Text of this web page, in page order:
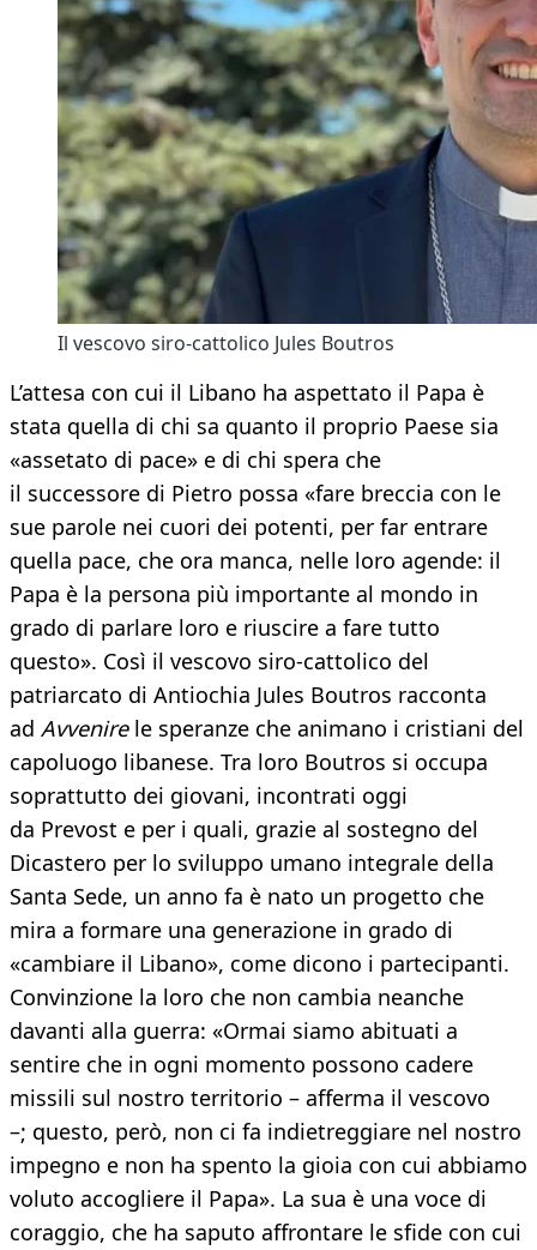
Il vescovo siro-cattolico Jules Boutros
L’attesa con cui il Libano ha aspettato il Papa è
stata quella di chi sa quanto il proprio Paese sia
«assetato di pace» e di chi spera che
il successore di Pietro possa «fare breccia con le
sue parole nei cuori dei potenti, per far entrare
quella pace, che ora manca, nelle loro agende: il
Papa è la persona più importante al mondo in
grado di parlare loro e riuscire a fare tutto
questo». Così il vescovo siro-cattolico del
patriarcato di Antiochia Jules Boutros racconta
ad Avvenire le speranze che animano i cristiani del
capoluogo libanese. Tra loro Boutros si occupa
soprattutto dei giovani, incontrati oggi
da Prevost e per i quali, grazie al sostegno del
Dicastero per lo sviluppo umano integrale della
Santa Sede, un anno fa è nato un progetto che
mira a formare una generazione in grado di
«cambiare il Libano», come dicono i partecipanti.
Convinzione la loro che non cambia neanche
davanti alla guerra: «Ormai siamo abituati a
sentire che in ogni momento possono cadere
missili sul nostro territorio – afferma il vescovo
–; questo, però, non ci fa indietreggiare nel nostro
impegno e non ha spento la gioia con cui abbiamo
voluto accogliere il Papa». La sua è una voce di
coraggio, che ha saputo affrontare le sfide con cui